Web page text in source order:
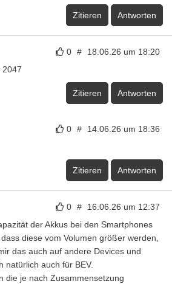
Zitieren Antworten
0 # 18.06.26 um 18:20
2047
Zitieren Antworten
0 # 14.06.26 um 18:36
Zitieren Antworten
0 # 16.06.26 um 12:37
der Akkus bei den Smartphones
diese vom Volumen größer werden,
das auch auf andere Devices und
natürlich auch für BEV.
die je nach Zusammensetzung